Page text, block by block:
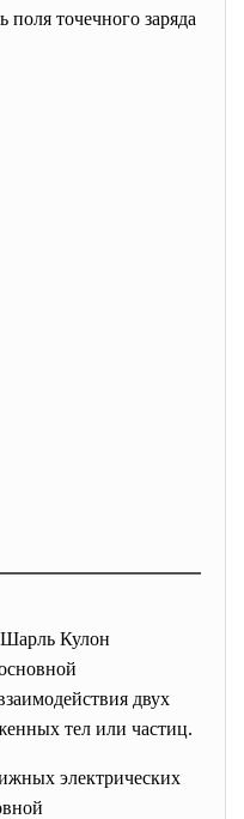
точечного заряда
Кулон
двух
тел или частиц.
электрических